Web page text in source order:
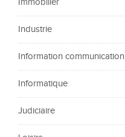
Immobilier
Industrie
Information communication
Informatique
Judiciaire